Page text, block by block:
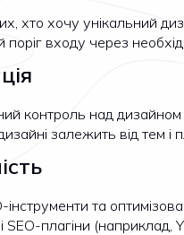
хто хочу унікальний
входу через
контроль над дизайном
залежить від тем
інструменти та
плагіни (наприклад,